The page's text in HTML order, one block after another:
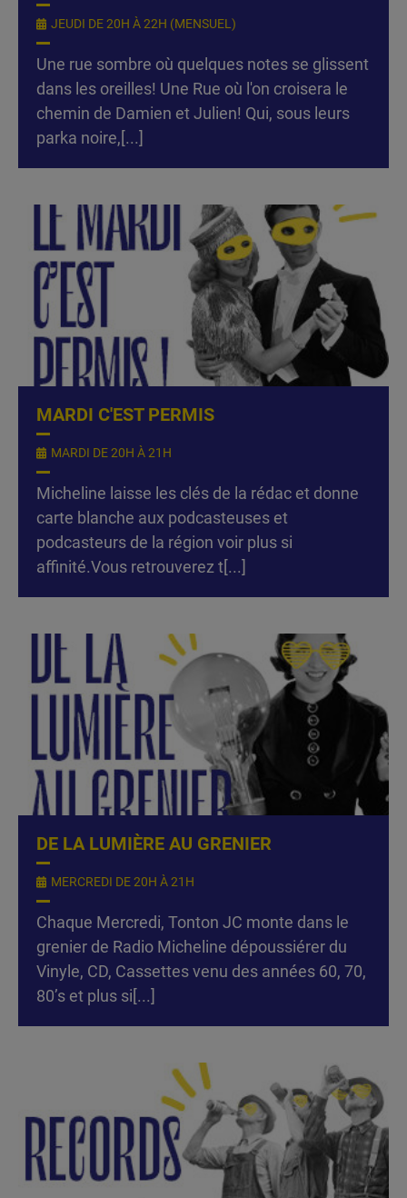
JEUDI DE 20H À 22H (MENSUEL)
Une rue sombre où quelques notes se glissent
dans les oreilles! Une Rue où l'on croisera le
chemin de Damien et Julien! Qui, sous leurs
parka noire,[...]
MARDI C'EST PERMIS
MARDI DE 20H À 21H
Micheline laisse les clés de la rédac et donne
carte blanche aux podcasteuses et
podcasteurs de la région voir plus si
affinité.Vous retrouverez t[...]
DE LA LUMIÈRE AU GRENIER
MERCREDI DE 20H À 21H
Chaque Mercredi, Tonton JC monte dans le
grenier de Radio Micheline dépoussiérer du
Vinyle, CD, Cassettes venu des années 60, 70,
80’s et plus si[...]